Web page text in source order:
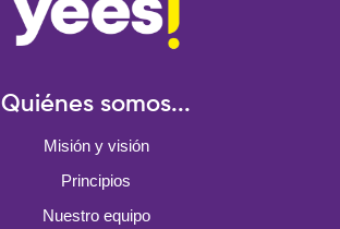
Quiénes somos...
Misión y visión
Principios
Nuestro equipo